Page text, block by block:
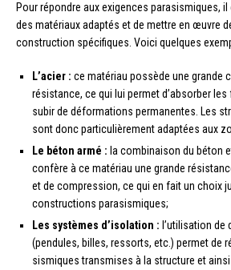
Pour répondre aux exigences parasismiques,
des matériaux adaptés et de mettre en œuvre
construction spécifiques. Voici quelques
L’acier : ce matériau possède une grande
résistance, ce qui lui permet d’absorber
subir de déformations permanentes. Les
sont donc particulièrement adaptées aux
Le béton armé : la combinaison du béton
confère à ce matériau une grande
et de compression, ce qui en fait un choix
constructions parasismiques;
Les systèmes d’isolation : l’utilisation
(pendules, billes, ressorts, etc.) permet de
sismiques transmises à la structure et